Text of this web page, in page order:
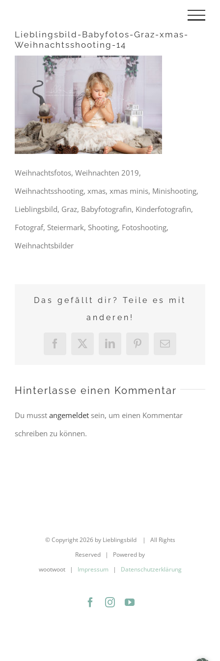
springen
Lieblingsbild-Babyfotos-Graz-xmas-
Weihnachtsshooting-14
Weihnachtsfotos, Weihnachten 2019,
Weihnachtsshooting, xmas, xmas minis, Minishooting,
Lieblingsbild, Graz, Babyfotografin, Kinderfotografin,
Fotograf, Steiermark, Shooting, Fotoshooting,
Weihnachtsbilder
Das gefällt dir? Teile es mit
anderen!
Facebook
X LinkedInPinterest
E-
Hinterlasse einen Kommentar
Du musst angemeldet sein, um einen Kommentar
schreiben zu können.
© Copyright2026 by Lieblingsbild | All Rights
Reserved | Powered by
wootwoot | Impressum | Datenschutzerklärung
Facebook
InstagramYouTube